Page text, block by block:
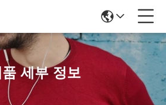
세부 정보